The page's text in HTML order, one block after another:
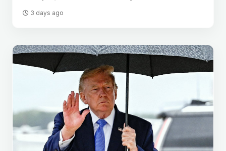
3 days ago